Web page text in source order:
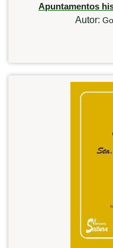
Apuntamentos
Autor: